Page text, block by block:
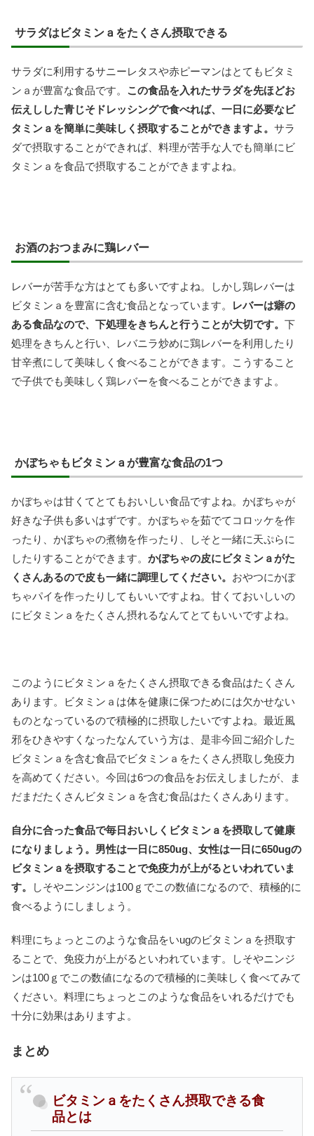
サラダはビタミンａをたくさん摂取できる
サラダに利用するサニーレタスや赤ピーマンはとてもビタミ
ンａが豊富な食品です。 この食品を入れたサラダを先ほどお
伝えしした青じそドレッシングで食べれば、一日に必要なビ
タミンａを簡単に美味しく摂取することができますよ。 サラ
ダで摂取することができれば、料理が苦手な人でも簡単にビ
タミンａを食品で摂取することができますよね。
お酒のおつまみに鶏レバー
レバーが苦手な方はとても多いですよね。しかし鶏レバーは
ビタミンａを豊富に含む食品となっています。
レバーは癖の
ある食品なので、下処理をきちんと行うことが大切です。 下
処理をきちんと行い、レバニラ炒めに鶏レバーを利用したり
甘辛煮にして美味しく食べることができます。こうすること
で子供でも美味しく鶏レバーを食べることができますよ。
かぼちゃもビタミンａが豊富な食品の1つ
かぼちゃは甘くてとてもおいしい食品ですよね。かぼちゃが
好きな子供も多いはずです。かぼちゃを茹でてコロッケを作
ったり、かぼちゃの煮物を作ったり、しそと一緒に天ぷらに
したりすることができます。 かぼちゃの皮にビタミンａがた
くさんあるので皮も一緒に調理してください。 おやつにかぼ
ちゃパイを作ったりしてもいいですよね。甘くておいしいの
にビタミンａをたくさん摂れるなんてとてもいいですよね。
このようにビタミンａをたくさん摂取できる食品はたくさん
あります。ビタミンａは体を健康に保つためには欠かせない
ものとなっているので積極的に摂取したいですよね。最近風
邪をひきやすくなったなんていう方は、是非今回ご紹介した
ビタミンａを含む食品でビタミンａをたくさん摂取し免疫力
を高めてください。今回は6つの食品をお伝えしましたが、ま
だまだたくさんビタミンａを含む食品はたくさんあります。
自分に合った食品で毎日おいしくビタミンａを摂取して健康
になりましょう。男性は一日に850ug、女性は一日に650ugの
ビタミンａを摂取することで免疫力が上がるといわれていま
す。
しそやニンジンは100ｇでこの数値になるので、積極的に
食べるようにしましょう。
料理にちょっとこのような食品をいugのビタミンａを摂取す
ることで、免疫力が上がるといわれています。しそやニンジ
ンは100ｇでこの数値になるので積極的に美味しく食べてみて
ください。料理にちょっとこのような食品をいれるだけでも
十分に効果はありますよ。
まとめ
ビタミンａをたくさん摂取できる食
品とは